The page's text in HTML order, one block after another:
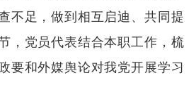
不足，做到相互启迪、共同提
，党员代表结合本职工作，梳
要和外媒舆论对我党开展学习